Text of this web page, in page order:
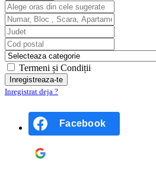
Termeni și Condiții
Inregistrat deja ?
Facebook